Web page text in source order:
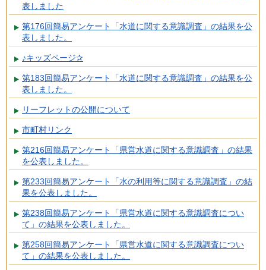
表しました
第176回簡易アンケート「水道に関する意識調査」の結果を公
表しました。
♪キッズページ✰
第183回簡易アンケート「水道に関する意識調査」の結果を公
表しました。
リーフレットの公開について
市町村リンク
第216回簡易アンケート「県営水道に関する意識調査」の結果
を公表しました。
第233回簡易アンケート「水の利用等に関する意識調査」の結
果を公表しました。
第238回簡易アンケート「県営水道に関する意識調査につい
て」の結果を公表しました。
第258回簡易アンケート「県営水道に関する意識調査につい
て」の結果を公表しました。